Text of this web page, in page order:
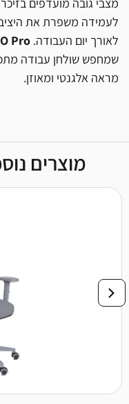
לעמידה משפרת את
לאורך יום העבודה.Pro
שמחפש שולחן עבודה
מראה אלגנטי ומאוזן.
מוצרים